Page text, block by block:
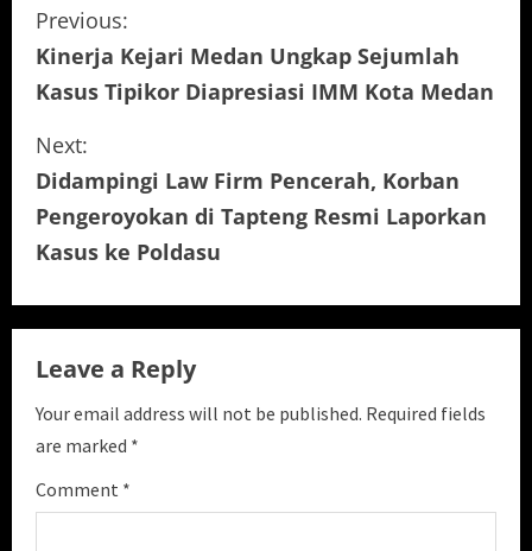
C
o
n
t
i
n
u
e
R
e
a
Previous:
Kinerja Kejari Medan Ungkap Sejumlah
Kasus Tipikor Diapresiasi IMM Kota Medan
Next:
Didampingi Law Firm Pencerah, Korban
Pengeroyokan di Tapteng Resmi Laporkan
Kasus ke Poldasu
Leave a Reply
Your email address will not be published. Required fields
are marked *
Comment *